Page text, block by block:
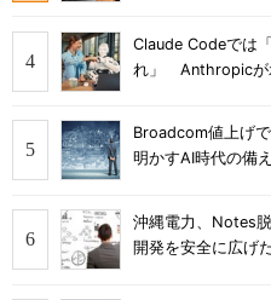
Claude Codeでは
れ」 Anthropicが
Broadcom値上げ
明かすAI時代の備え
沖縄電力、Notes
開発を安全に広げ